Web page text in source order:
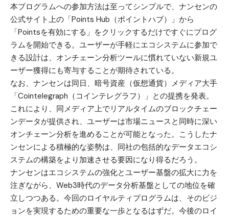
本プログラムへの参加方法は至ってシンプルで、ナンセンの
公式サイト上の「Points Hub（ポイントハブ）」から
「Pointsを有効にする」をクリックするだけですぐにプログ
ラムを開始できる。ユーザーが手軽にエコシステムに参加で
きる設計は、オンチェーン分析ツールに慣れていない新規ユ
ーザー獲得にも寄与することが期待されている。
なお、ナンセンは同日、暗号資産（仮想通貨）メディア大手
「Cointelegraph（コインテレグラフ）」との提携を発表。
これにより、同メディア上でリアルタイムのブロックチェー
ンデータが提供され、ユーザーは市場ニュースと同時に深い
オンチェーン分析を進めることが可能となった。こうしたナ
ンセンによる積極的な姿勢は、同社の包括的なデータエコシ
ステムの構築をより加速させる要因になり得るだろう。
ナンセンはエコシステムの強化とユーザー基盤の拡大に力を
注ぎながら、Web3時代のデータ分析基盤としての地位を確
立しつつある。今回のロイヤルティプログラムは、そのビジ
ョンを実現するための重要な一歩となるはずだ。今後のロイ